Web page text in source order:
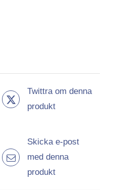
Twittra om denna
produkt
Skicka e-post
med denna
produkt